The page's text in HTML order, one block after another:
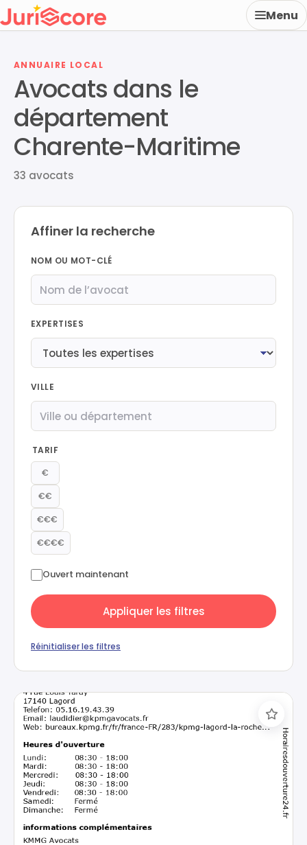
Menu
ANNUAIRE LOCAL
Avocats dans le
département
Charente-Maritime
33 avocats
Affiner la recherche
NOM OU MOT-CLÉ
EXPERTISES
VILLE
TARIF
€
€€
€€€
€€€€
Ouvert maintenant
Appliquer les filtres
Réinitialiser les filtres